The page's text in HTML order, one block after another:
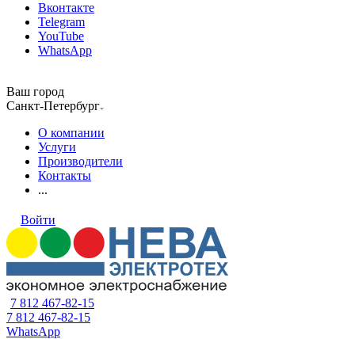
Вконтакте
Telegram
YouTube
WhatsApp
Ваш город
Санкт-Петербург
О компании
Услуги
Производители
Контакты
...
Войти
7 812 467-82-15
7 812 467-82-15
WhatsApp